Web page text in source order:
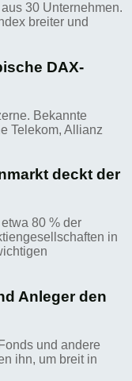
30 Unternehmen.
breiter und
DAX-
Bekannte
Telekom, Allianz
deckt der
80 % der
in
Anleger den
und andere
ihn, um breit in